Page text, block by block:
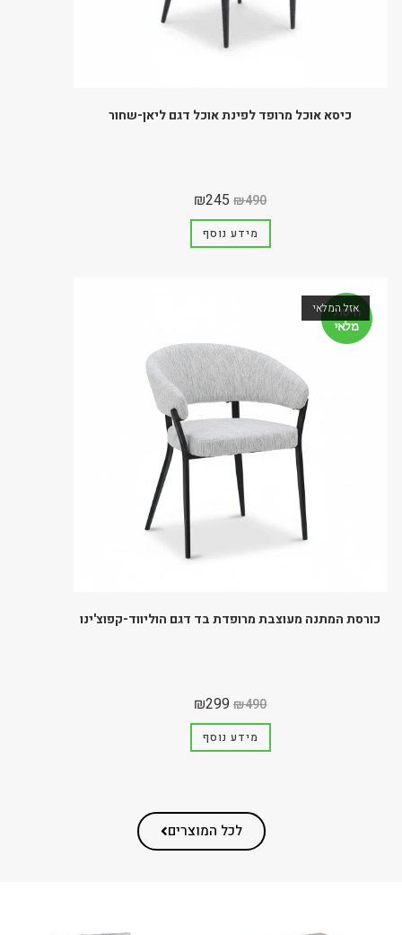
כיסא אוכל מרופד לפינת אוכל דגם ליאן-שחור
₪490
₪245
מידע נוסף
אזל המלאי
כורסת המתנה מעוצבת מרופדת בד דגם הוליווד-קפוצ'ינו
₪490
₪299
מידע נוסף
לכל המוצרים